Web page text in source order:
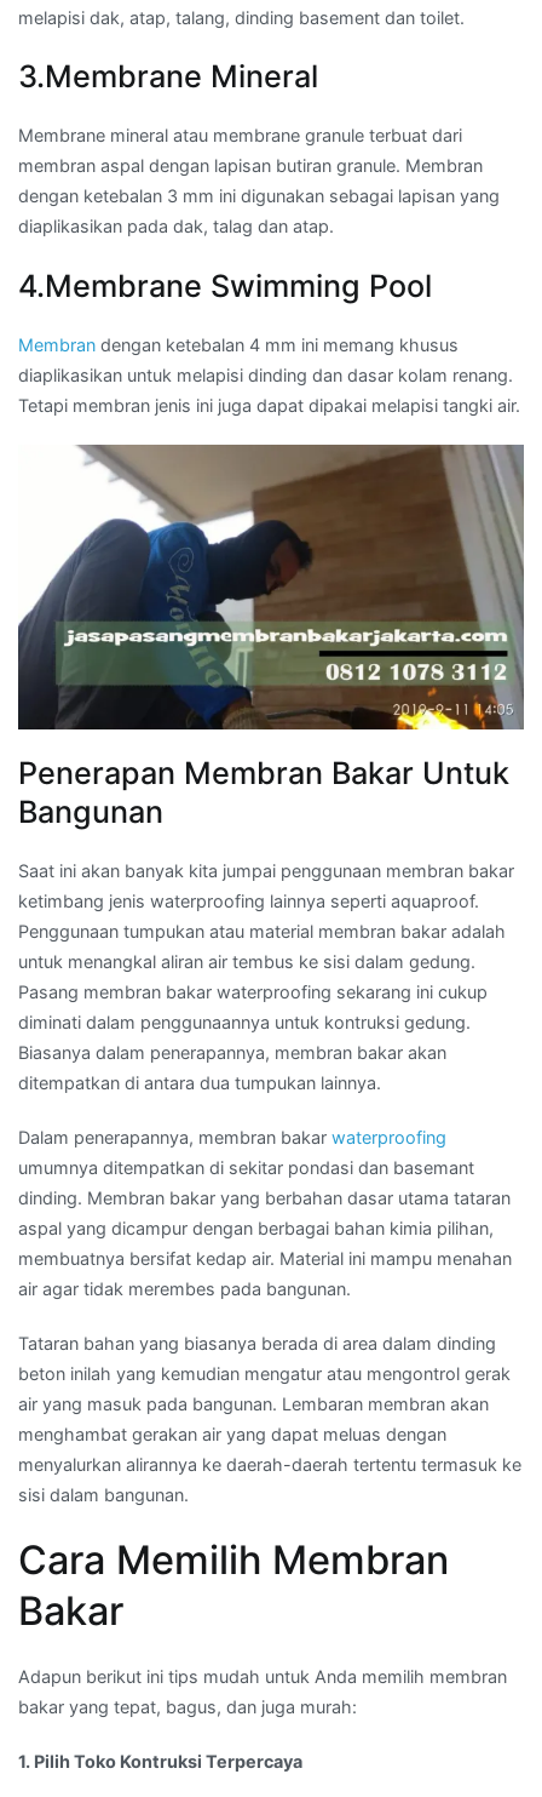
melapisi dak, atap, talang, dinding basement dan toilet.
3.Membrane Mineral
Membrane mineral atau membrane granule terbuat dari
membran aspal dengan lapisan butiran granule. Membran
dengan ketebalan 3 mm ini digunakan sebagai lapisan yang
diaplikasikan pada dak, talag dan atap.
4.Membrane Swimming Pool
Membran dengan ketebalan 4 mm ini memang khusus
diaplikasikan untuk melapisi dinding dan dasar kolam renang.
Tetapi membran jenis ini juga dapat dipakai melapisi tangki air.
Penerapan Membran Bakar Untuk
Bangunan
Saat ini akan banyak kita jumpai penggunaan membran bakar
ketimbang jenis waterproofing lainnya seperti aquaproof.
Penggunaan tumpukan atau material membran bakar adalah
untuk menangkal aliran air tembus ke sisi dalam gedung.
Pasang membran bakar waterproofing sekarang ini cukup
diminati dalam penggunaannya untuk kontruksi gedung.
Biasanya dalam penerapannya, membran bakar akan
ditempatkan di antara dua tumpukan lainnya.
Dalam penerapannya, membran bakar waterproofing
umumnya ditempatkan di sekitar pondasi dan basemant
dinding. Membran bakar yang berbahan dasar utama tataran
aspal yang dicampur dengan berbagai bahan kimia pilihan,
membuatnya bersifat kedap air. Material ini mampu menahan
air agar tidak merembes pada bangunan.
Tataran bahan yang biasanya berada di area dalam dinding
beton inilah yang kemudian mengatur atau mengontrol gerak
air yang masuk pada bangunan. Lembaran membran akan
menghambat gerakan air yang dapat meluas dengan
menyalurkan alirannya ke daerah-daerah tertentu termasuk ke
sisi dalam bangunan.
Cara Memilih Membran
Bakar
Adapun berikut ini tips mudah untuk Anda memilih membran
bakar yang tepat, bagus, dan juga murah:
1. Pilih Toko Kontruksi Terpercaya